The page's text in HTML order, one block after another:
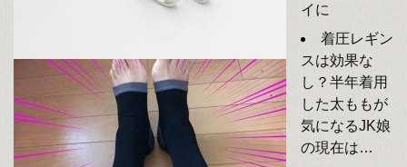
イに
着圧レギン
スは効果な
し？半年着用
した太ももが
気になるJK娘
の現在は…